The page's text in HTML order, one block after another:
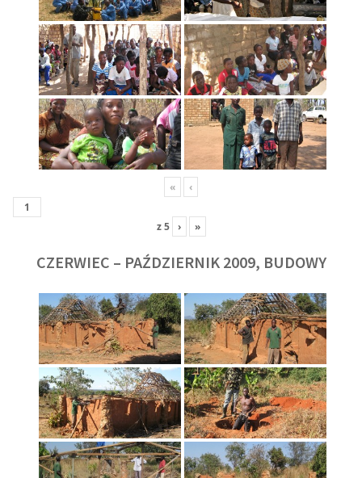
« ‹
z5 › »
CZERWIEC – PAŹDZIERNIK 2009, BUDOWY